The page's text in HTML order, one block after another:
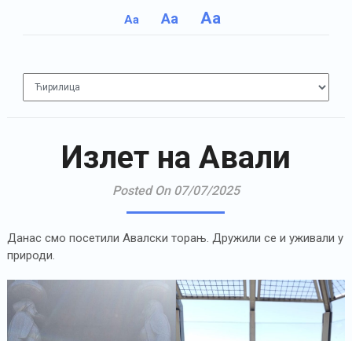
Aa Aa Aa
Излет на Авали
Posted On 07/07/2025
Данас смо посетили Авалски торањ. Дружили се и уживали у
природи.